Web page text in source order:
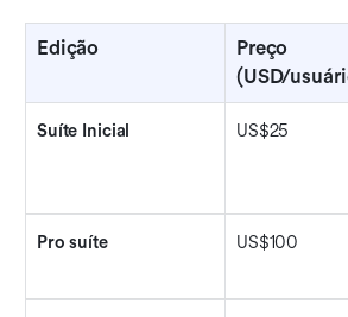
Edição
Preço
(USD/
Suíte Inicial US$25
Pro suíte US$100